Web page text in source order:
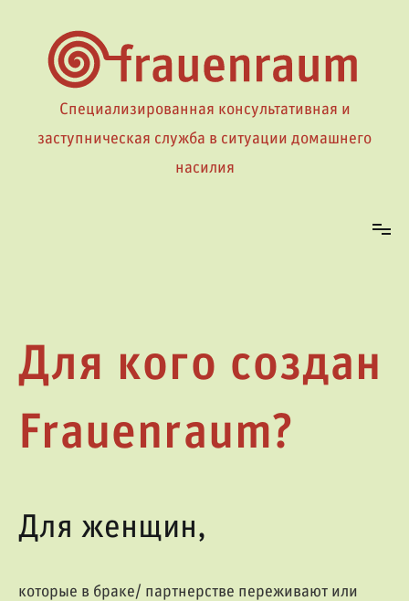
содержимому
Специализированная консультативная и
заступническая служба в ситуации домашнего
насилия
Для кого создан
Frauenraum?
Для женщин,
которые в браке/ партнерстве переживают или